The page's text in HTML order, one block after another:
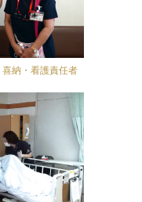
納・看護責任者